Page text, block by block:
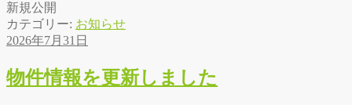
新規公開
カテゴリー: お知らせ
2026年7月31日
物件情報を更新しました